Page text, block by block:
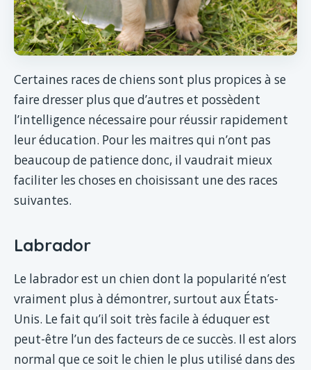
Certaines races de chiens sont plus propices à se
faire dresser plus que d’autres et possèdent
l’intelligence nécessaire pour réussir rapidement
leur éducation. Pour les maitres qui n’ont pas
beaucoup de patience donc, il vaudrait mieux
faciliter les choses en choisissant une des races
suivantes.
Labrador
Le labrador est un chien dont la popularité n’est
vraiment plus à démontrer, surtout aux États-
Unis. Le fait qu’il soit très facile à éduquer est
peut-être l’un des facteurs de ce succès. Il est alors
normal que ce soit le chien le plus utilisé dans des